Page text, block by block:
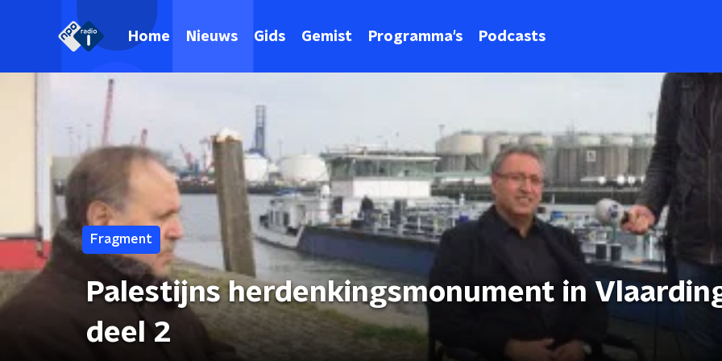
Home Nieuws Gids Gemist Programma's Podcasts
Fragment
Palestijns herdenkingsmonument in
deel 2